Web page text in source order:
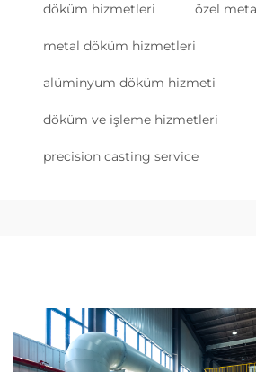
döküm hizmetleri özel
metal döküm hizmetleri
alüminyum döküm hizmeti
döküm ve işleme hizmetleri
precision casting service